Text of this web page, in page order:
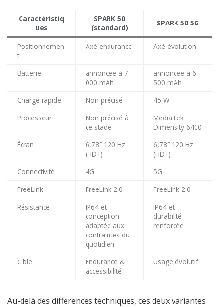
Caractéristiq
ues
SPARK 50
(standard)
SPARK 50 5G
Positionnemen
t
Axé endurance Axé évolution
Batterie
annoncée à 7
000 mAh
annoncée à 6
500 mAh
Charge rapide
Non précisé
45 W
Processeur
Non précisé à
ce stade
MediaTek
Dimensity 6400
Écran
6,78″ 120 Hz
(HD+)
6,78″ 120 Hz
(HD+)
Connectivité
4G
5G
FreeLink
FreeLink 2.0
FreeLink 2.0
Résistance
IP64 et
conception
adaptée aux
contraintes du
quotidien
IP64 et
durabilité
renforcée
Cible
Endurance &
accessibilité
Usage évolutif
Au-delà des différences techniques, ces deux variantes